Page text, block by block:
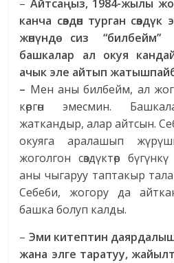
– Айтсаңыз, 1984-жылы
канча сөздөн турган
жөнүндө сиз
башкалар ал окуя
ачык эле айтып
– Мен аны билбейм, ал
көргөн эмесмин.
жаткандыр, алар айтсын.
окуяга аралашып
жоголгон сөздүктөр
аны чыгаруу таптакыр
Себеби, жогору да
башка болуп калды.
– Эми китептин
жана элге таратуу,